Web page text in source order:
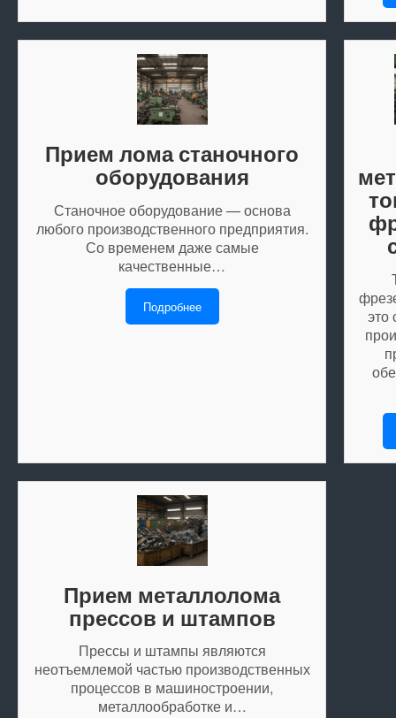
Прием лома станочного
оборудования
Станочное оборудование — основа
любого производственного предприятия.
Со временем даже самые
качественные…
Подробнее
это
Прием металлолома
прессов и штампов
Прессы и штампы являются
неотъемлемой частью производственных
процессов в машиностроении,
металлообработке и…